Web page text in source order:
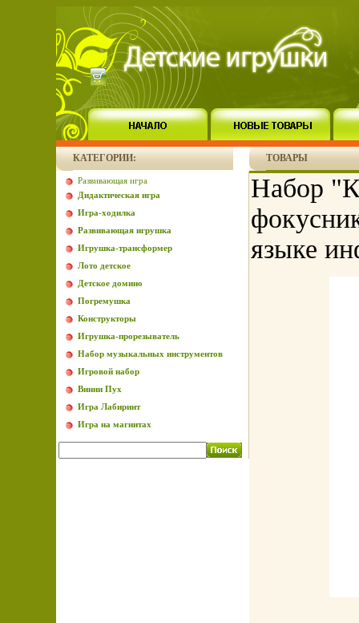
КАТЕГОРИИ:
Развивающая игра
Дидактическая игра
Игра-ходилка
Развивающая игрушка
Игрушка-трансформер
Лото детское
Детское домино
Погремушка
Конструкторы
Игрушка-прорезыватель
Набор музыкальных инструментов
Игровой набор
Винни Пух
Игра Лабиринт
Игра на магнитах
ТОВАРЫ
Набор
языке